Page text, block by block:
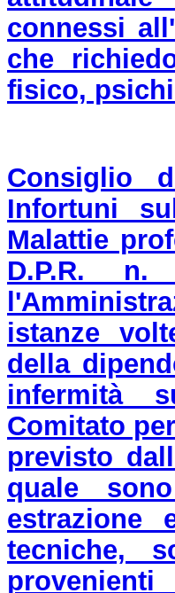
connessi
che
fisico,
Consiglio
Infortuni
Malattie
D.P.R.
istanze
della
infermità
Comitato
previsto
quale
estrazione
tecniche,